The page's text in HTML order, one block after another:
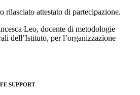
rilasciato attestato di partecipazione.
Leo, docente di metodologie
dell’Istituto, per l’organizzazione
SUPPORT